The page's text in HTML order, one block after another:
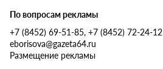
По вопросам рекламы
+7 (8452) 69-51-85, +7 (8452) 72-24-12
eborisova@gazeta64.ru
Размещение рекламы